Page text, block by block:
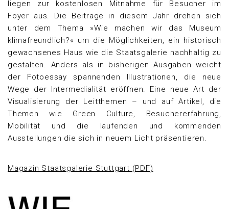
liegen zur kostenlosen Mitnahme für Besucher im
Foyer aus. Die Beiträge in diesem Jahr drehen sich
unter dem Thema »Wie machen wir das Museum
klimafreundlich?« um die Möglichkeiten, ein historisch
gewachsenes Haus wie die Staatsgalerie nachhaltig zu
gestalten. Anders als in bisherigen Ausgaben weicht
der Fotoessay spannenden Illustrationen, die neue
Wege der Intermedialität eröffnen. Eine neue Art der
Visualisierung der Leitthemen – und auf Artikel, die
Themen wie Green Culture, Besuchererfahrung,
Mobilität und die laufenden und kommenden
Ausstellungen die sich in neuem Licht präsentieren.
Magazin Staatsgalerie Stuttgart (PDF)